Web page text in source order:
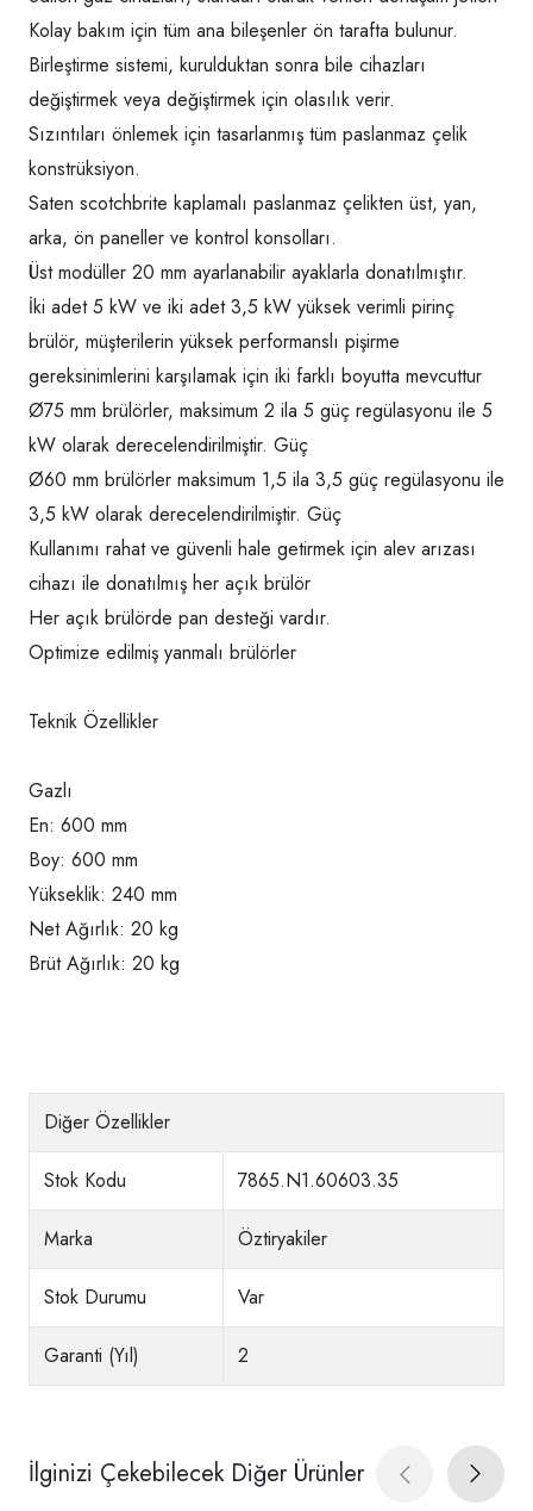
Kolay bakım için tüm ana bileşenler ön tarafta bulunur.
Birleştirme sistemi, kurulduktan sonra bile cihazları
değiştirmek veya değiştirmek için olasılık verir.
Sızıntıları önlemek için tasarlanmış tüm paslanmaz çelik
konstrüksiyon.
Saten scotchbrite kaplamalı paslanmaz çelikten üst, yan,
arka, ön paneller ve kontrol konsolları.
Üst modüller 20 mm ayarlanabilir ayaklarla donatılmıştır.
İki adet 5 kW ve iki adet 3,5 kW yüksek verimli pirinç
brülör, müşterilerin yüksek performanslı pişirme
gereksinimlerini karşılamak için iki farklı boyutta mevcuttur
Ø75 mm brülörler, maksimum 2 ila 5 güç regülasyonu ile 5
kW olarak derecelendirilmiştir. Güç
Ø60 mm brülörler maksimum 1,5 ila 3,5 güç regülasyonu ile
3,5 kW olarak derecelendirilmiştir. Güç
Kullanımı rahat ve güvenli hale getirmek için alev arızası
cihazı ile donatılmış her açık brülör
Her açık brülörde pan desteği vardır.
Optimize edilmiş yanmalı brülörler
Teknik Özellikler
Gazlı
En: 600 mm
Boy: 600 mm
Yükseklik: 240 mm
Net Ağırlık: 20 kg
Brüt Ağırlık: 20 kg
Diğer Özellikler
Stok Kodu 7865.N1.60603.35
Marka Öztiryakiler
Stok Durumu Var
Garanti (Yıl) 2
İlginizi Çekebilecek Diğer Ürünler